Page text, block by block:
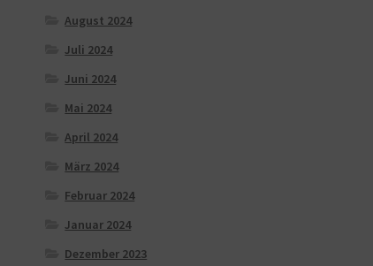
August 2024
Juli 2024
Juni 2024
Mai 2024
April 2024
März 2024
Februar 2024
Januar 2024
Dezember 2023